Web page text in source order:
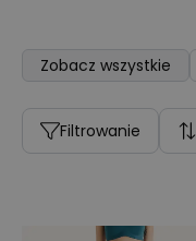
Zobacz wszystkie
Filtrowanie